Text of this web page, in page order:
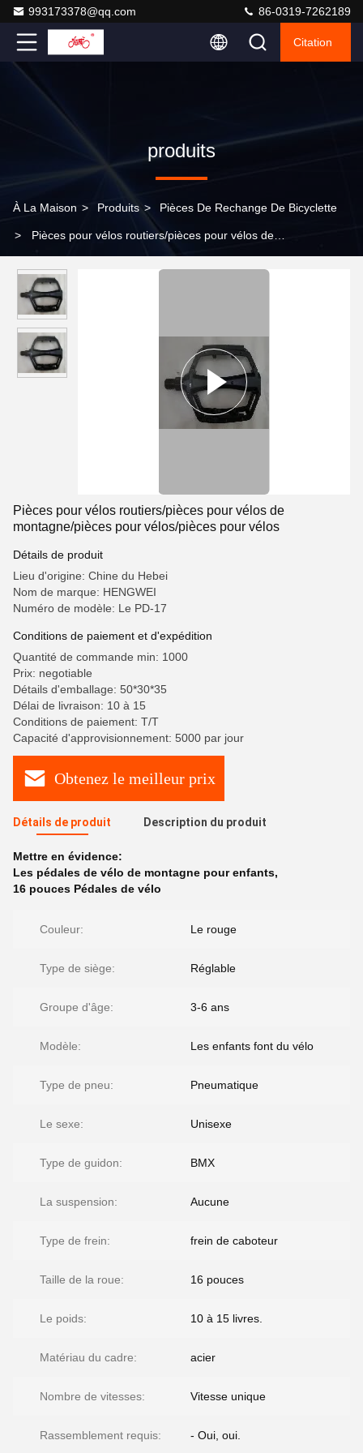
993173378@qq.com 86-0319-7262189
Citation
produits
À La Maison > Produits > Pièces De Rechange De Bicyclette
> Pièces pour vélos routiers/pièces pour vélos de
Pièces pour vélos routiers/pièces pour vélos de
montagne/pièces pour vélos/pièces pour vélos
Détails de produit
Lieu d'origine: Chine du Hebei
Nom de marque: HENGWEI
Numéro de modèle: Le PD-17
Conditions de paiement et d'expédition
Quantité de commande min: 1000
Prix: negotiable
Détails d'emballage: 50*30*35
Délai de livraison: 10 à 15
Conditions de paiement: T/T
Capacité d'approvisionnement: 5000 par jour
Obtenez le meilleur prix
Détails de produit Description du produit
Mettre en évidence:
Les pédales de vélo de montagne pour enfants,
16 pouces Pédales de vélo
Couleur: Le rouge
Type de siège: Réglable
Groupe d'âge: 3-6 ans
Modèle: Les enfants font du vélo
Type de pneu: Pneumatique
Le sexe: Unisexe
Type de guidon: BMX
La suspension: Aucune
Type de frein: frein de caboteur
Taille de la roue: 16 pouces
Le poids: 10 à 15 livres.
Matériau du cadre: acier
Nombre de vitesses: Vitesse unique
Rassemblement requis: - Oui, oui.